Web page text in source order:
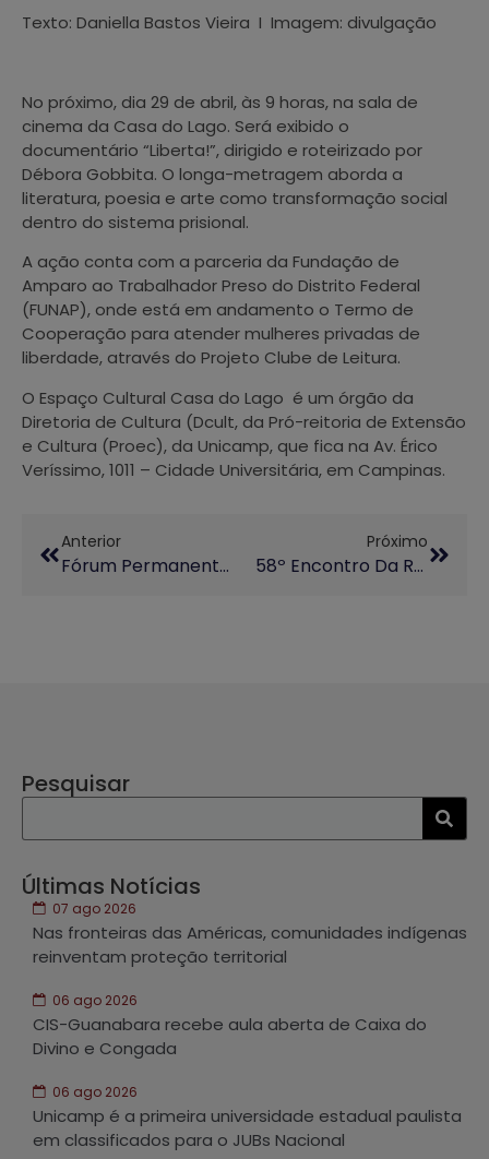
Texto: Daniella Bastos Vieira I Imagem: divulgação
No próximo, dia 29 de abril, às 9 horas, na sala de
cinema da Casa do Lago. Será exibido o
documentário “Liberta!”, dirigido e roteirizado por
Débora Gobbita. O longa-metragem aborda a
literatura, poesia e arte como transformação social
dentro do sistema prisional.
A ação conta com a parceria da Fundação de
Amparo ao Trabalhador Preso do Distrito Federal
(FUNAP), onde está em andamento o Termo de
Cooperação para atender mulheres privadas de
liberdade, através do Projeto Clube de Leitura.
O Espaço Cultural Casa do Lago é um órgão da
Diretoria de Cultura (Dcult, da Pró-reitoria de Extensão
e Cultura (Proec), da Unicamp, que fica na Av. Érico
Veríssimo, 1011 – Cidade Universitária, em Campinas.
Anterior
Fórum Permanente: Drogas K No Contexto Da Ciência, Saúde, Segurança, Relações Sociais, E Trabalhistas.
Próximo
58º Encontro Da Regional Sudeste Do FORPROEX Destaca Importância Da Extensão Universitária
Pesquisar
Últimas Notícias
07 ago 2026
Nas fronteiras das Américas, comunidades indígenas
reinventam proteção territorial
06 ago 2026
CIS-Guanabara recebe aula aberta de Caixa do
Divino e Congada
06 ago 2026
Unicamp é a primeira universidade estadual paulista
em classificados para o JUBs Nacional